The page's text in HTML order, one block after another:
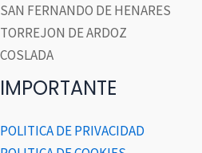
SAN FERNANDO DE HENARES
TORREJON DE ARDOZ
COSLADA
IMPORTANTE
POLITICA DE PRIVACIDAD